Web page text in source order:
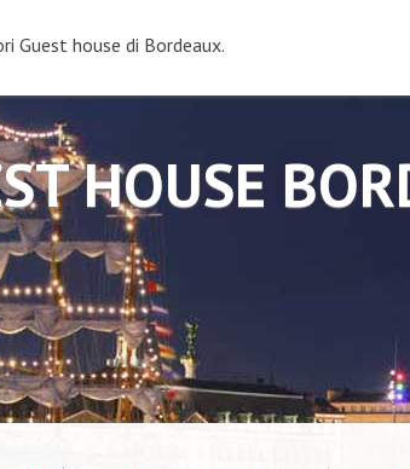
Guest house di Bordeaux.
HOUSE